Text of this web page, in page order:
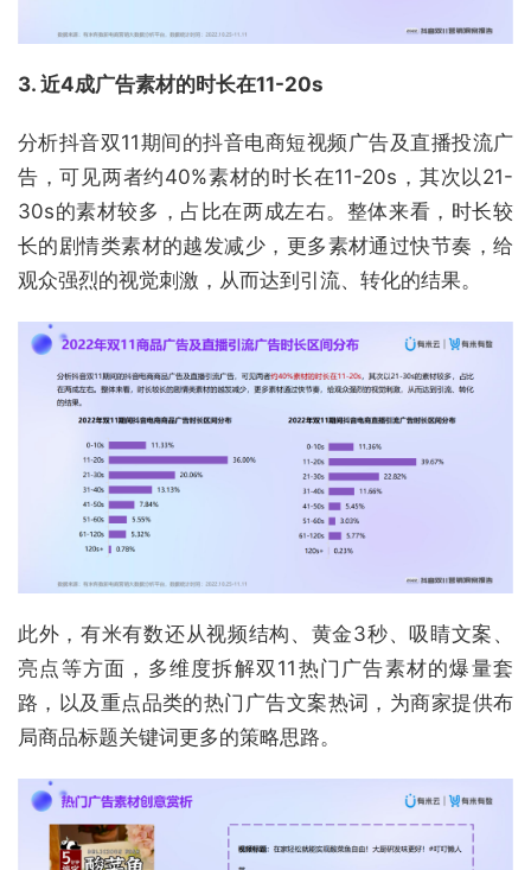
3. 近4成广告素材的时长在11-20s
分析抖音双11期间的抖音电商短视频广告及直播投流广
告，可见两者约40%素材的时长在11-20s，其次以21-
30s的素材较多，占比在两成左右。整体来看，时长较
长的剧情类素材的越发减少，更多素材通过快节奏，给
观众强烈的视觉刺激，从而达到引流、转化的结果。
此外，有米有数还从视频结构、黄金3秒、吸睛文案、
亮点等方面，多维度拆解双11热门广告素材的爆量套
路，以及重点品类的热门广告文案热词，为商家提供布
局商品标题关键词更多的策略思路。